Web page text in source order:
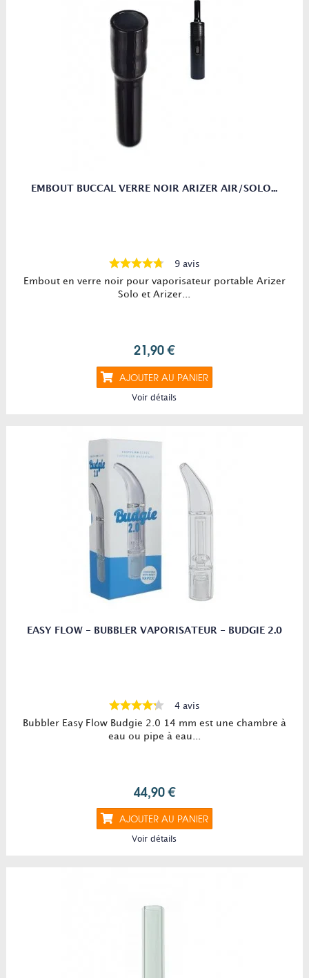
EMBOUT BUCCAL VERRE NOIR ARIZER AIR/SOLO...
9 avis
Embout en verre noir pour vaporisateur portable Arizer
Solo et Arizer...
21,90 €
AJOUTER AU PANIER
Voir détails
EASY FLOW - BUBBLER VAPORISATEUR - BUDGIE 2.0
4 avis
Bubbler Easy Flow Budgie 2.0 14 mm est une chambre à
eau ou pipe à eau...
44,90 €
AJOUTER AU PANIER
Voir détails